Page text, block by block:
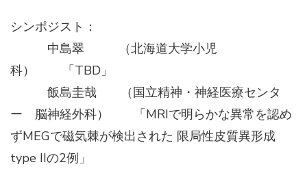
シンポジスト：
中島翠 （北海道大学小児
科） 「TBD」
飯島圭哉 （国立精神・神経医療センタ
ー 脳神経外科） 「MRIで明らかな異常を認め
ずMEGで磁気棘が検出された 限局性皮質異形成
type IIの2例」